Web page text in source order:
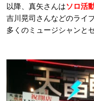
以降、真矢さんはソロ活
吉川晃司さんなどのライ
多くのミュージシャンと